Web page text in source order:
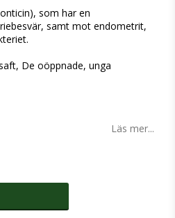
som har en
samt mot endometrit,
De oöppnade, unga
Läs mer...